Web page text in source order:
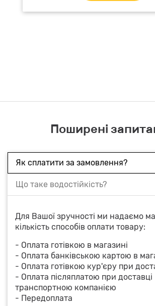
Поширені
Як сплатити за замовлення?
Що таке водостійкість?
Для Вашої зручності ми надаємо
кількість способів оплати товару:
- Оплата готівкою в магазині
- Оплата банківською картою в
- Оплата готівкою кур'єру при
- Оплата післяплатою при доставці
транспортною компанією
- Передоплата